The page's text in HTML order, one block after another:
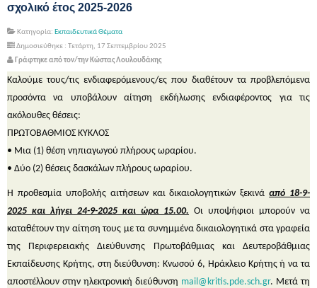
σχολικό έτος 2025-2026
Κατηγορία: Εκπαιδευτικά Θέματα
Δημοσιεύθηκε : Τετάρτη, 17 Σεπτεμβρίου 2025
Γράφτηκε από τον/την Κώστας Λουλουδάκης
Καλούμε τους/τις ενδιαφερόμενους/ες που διαθέτουν τα προβλεπόμενα
προσόντα να υποβάλουν αίτηση εκδήλωσης ενδιαφέροντος για τις
ακόλουθες θέσεις:
ΠΡΩΤΟΒΑΘΜΙΟΣ ΚΥΚΛΟΣ
• Μια (1) θέση νηπιαγωγού πλήρους ωραρίου.
• Δύο (2) θέσεις δασκάλων πλήρους ωραρίου.
Η προθεσμία υποβολής αιτήσεων και δικαιολογητικών ξεκινάαπό 18-9-
2025 και λήγει 24-9-2025 και ώρα 15.00. Οι υποψήφιοι μπορούν να
καταθέτουν την αίτηση τους με τα συνημμένα δικαιολογητικά στα γραφεία
της Περιφερειακής Διεύθυνσης Πρωτοβάθμιας και Δευτεροβάθμιας
Εκπαίδευσης Κρήτης, στη διεύθυνση: Κνωσού 6, Ηράκλειο Κρήτης ή να τα
αποστέλλουν στην ηλεκτρονική διεύθυνση mail@kritis.pde.sch.gr. Μετά τη